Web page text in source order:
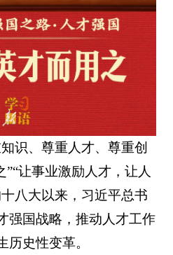
识、尊重人才、尊重创
”“让事业激励人才，让人
八大以来，习近平总书
强国战略，推动人才工作
历史性变革。